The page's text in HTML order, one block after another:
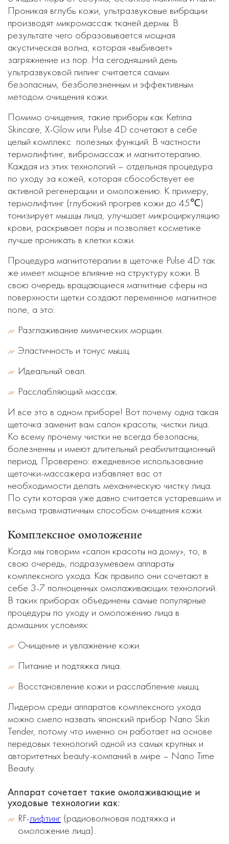
Проникая вглубь кожи, ультразвуковые вибрации
производят микромассаж тканей дермы. В
результате чего образовывается мощная
акустическая волна, которая «выбивает»
загряжнение из пор. На сегодняшний день
ультразвуковой пилинг считается самым
безопасным, безболезненным и эффективным
методом очищения кожи.
Помимо очищения, такие приборы как Ketrina
Skincare, X-Glow или Pulse 4D сочетают в себе
целый комплекс полезных функций. В частности
термолифтинг, вибромассаж и магнитотерапию.
Каждая из этих технологий – отдельная процедура
по уходу за кожей, которая сбособствует ее
активной регенерации и омоложению. К примеру,
термолифтинг (глубокий прогрев кожи до 45℃)
тонизирует мышцы лица, улучшает микроциркуляцию
крови, раскрывает поры и позволяет косметике
лучше проникать в клетки кожи.
Процедура магнитотерапии в щеточке Pulse 4D так
же имеет мощное влияние на структуру кожи. В
свою очередь вращающиеся магнитные сферы на
поверхности щетки создают переменное магнитное
поле, а это:
Разглаживание мимических морщин.
Эластичность и тонус мышц.
Идеальный овал.
Расслабляющий массаж.
И все это в одном приборе! Вот почему одна такая
щеточка заменит вам салон красоты, чистки лица.
Ко всему прочему чистки не всегда безопасны,
болезненны и имеют длительный реабилитационный
период. Проверено: ежедневное использование
щеточки-массажера избавляет вас от
необходимости делать механическую чистку лица.
По сути которая уже давно считается устаревшим и
весьма травматичным способом очищения кожи.
Комплексное омоложение
Когда мы говорим «салон красоты на дому», то, в
свою очередь, подразумеваем аппараты
комплексного ухода. Как правило они сочетают в
себе 3-7 полноценных омолаживающих технологий.
В таких приборах объединены самые популярные
процедуры по уходу и омоложению лица в
домашних условиях:
Очищение и увлажнение кожи.
Питание и подтяжка лица.
Восстановление кожи и расслабление мышц.
Лидером среди аппаратов комплексного ухода
можно смело назвать японский прибор Nano Skin
Tender, потому что именно он работает на основе
передовых технологий одной из самых крупных и
авторитетных beauty-компаний в мире – Nano Time
Beauty.
Аппарат сочетает такие омолаживающие и
уходовые технологии как:
RF-лифтинг (радиоволновая подтяжка и
омоложение лица).